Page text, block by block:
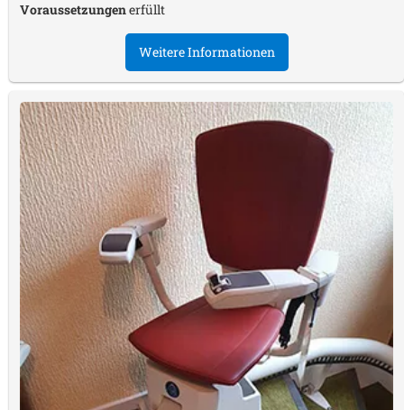
Voraussetzungenerfüllt
Weitere Informationen